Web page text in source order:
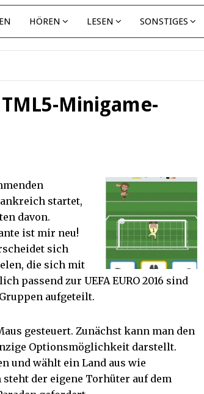
HÖREN LESEN SONSTIGES
Minigame-
startet,
davon.
ist mir neu!
sich
die sich mit
passend zur UEFA EURO 2016 sind
aufgeteilt.
gesteuert. Zunächst kann man den
Optionsmöglichkeit darstellt.
und wählt ein Land aus wie
der eigene Torhüter auf dem